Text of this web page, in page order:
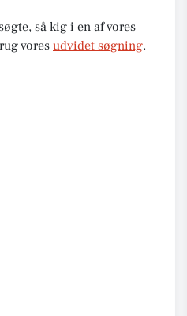
så kig i en af vores
vores udvidet søgning.